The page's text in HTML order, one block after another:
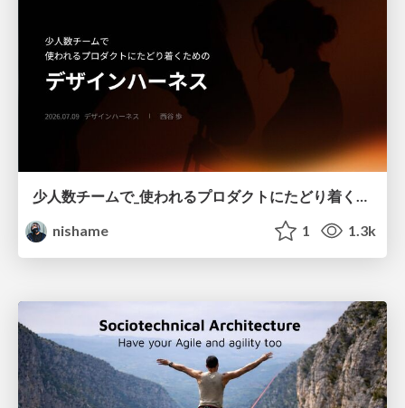
少人数チームで_使われるプロダクトにたどり着くための_デザインハーネス.pdf
nishame
1 1.3k